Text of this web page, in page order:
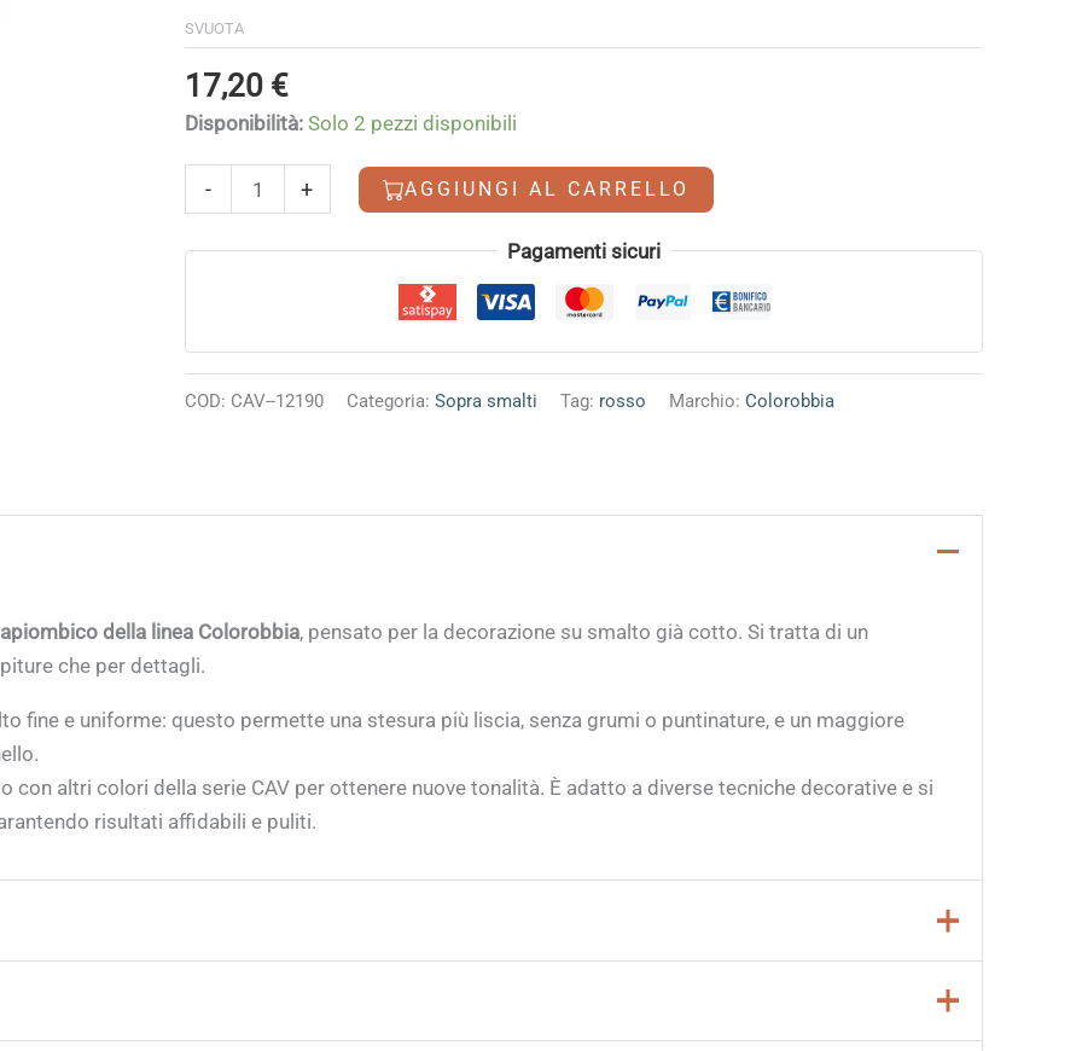
SVUOTA
17,20 €
Disponibilità: Solo 2 pezzi disponibili
-
12190
Rosso
+ AGGIUNGI AL CARRELLO
Alternative: Pagamenti sicuri
COD: CAV--12190 Categoria:Sopra smalti Tag: rosso Marchio:Colorobbia
della linea Colorobbia, pensato per la decorazione su smalto già cotto. Si tratta di un
che per dettagli.
fine e uniforme: questo permette una stesura più liscia, senza grumi o puntinature, e un maggiore
con altri colori della serie CAV per ottenere nuove tonalità. È adatto a diverse tecniche decorative e si
risultati affidabili e puliti.
a pennello, spugna o tampone;